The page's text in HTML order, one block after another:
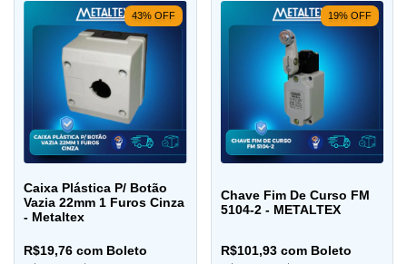
43% OFF
Caixa Plástica P/ Botão
Vazia 22mm 1 Furos Cinza
- Metaltex
R$19,76 com Boleto
19% OFF
Chave Fim De Curso FM
5104-2 - METALTEX
R$101,93 com Boleto